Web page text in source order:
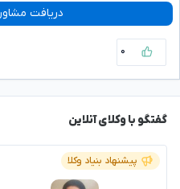
دریافت
۰
گفتگو با وکلای آنلاین
پیشنهاد بنیاد وکلا